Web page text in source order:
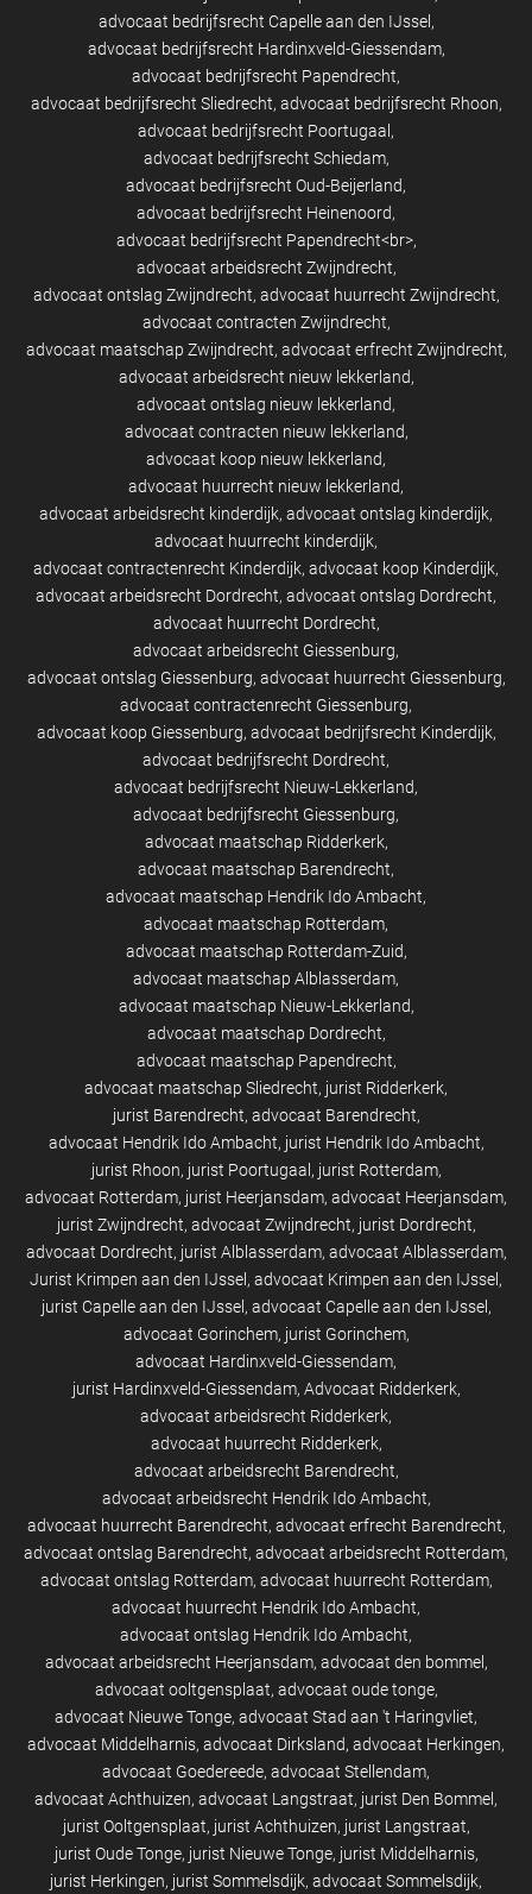
advocaat bedrijfsrecht Capelle aan den IJssel
advocaat bedrijfsrecht Hardinxveld-Giessendam
advocaat bedrijfsrecht Papendrecht
advocaat bedrijfsrecht Sliedrecht advocaat bedrijfsrecht Rhoon
advocaat bedrijfsrecht Poortugaal
advocaat bedrijfsrecht Schiedam
advocaat bedrijfsrecht Oud-Beijerland
advocaat bedrijfsrecht Heinenoord
advocaat bedrijfsrecht Papendrecht<br>
advocaat arbeidsrecht Zwijndrecht
advocaat ontslag Zwijndrecht advocaat huurrecht Zwijndrecht
advocaat contracten Zwijndrecht
advocaat maatschap Zwijndrecht advocaat erfrecht Zwijndrecht
advocaat arbeidsrecht nieuw lekkerland
advocaat ontslag nieuw lekkerland
advocaat contracten nieuw lekkerland
advocaat koop nieuw lekkerland
advocaat huurrecht nieuw lekkerland
advocaat arbeidsrecht kinderdijk advocaat ontslag kinderdijk
advocaat huurrecht kinderdijk
advocaat contractenrecht Kinderdijk advocaat koop Kinderdijk
advocaat arbeidsrecht Dordrecht advocaat ontslag Dordrecht
advocaat huurrecht Dordrecht
advocaat arbeidsrecht Giessenburg
advocaat ontslag Giessenburg advocaat huurrecht Giessenburg
advocaat contractenrecht Giessenburg
advocaat koop Giessenburg advocaat bedrijfsrecht Kinderdijk
advocaat bedrijfsrecht Dordrecht
advocaat bedrijfsrecht Nieuw-Lekkerland
advocaat bedrijfsrecht Giessenburg
advocaat maatschap Ridderkerk
advocaat maatschap Barendrecht
advocaat maatschap Hendrik Ido Ambacht
advocaat maatschap Rotterdam
advocaat maatschap Rotterdam-Zuid
advocaat maatschap Alblasserdam
advocaat maatschap Nieuw-Lekkerland
advocaat maatschap Dordrecht
advocaat maatschap Papendrecht
advocaat maatschap Sliedrecht jurist Ridderkerk
jurist Barendrecht advocaat Barendrecht
advocaat Hendrik Ido Ambacht jurist Hendrik Ido Ambacht
jurist Rhoon jurist Poortugaal
jurist Rotterdam
advocaat Rotterdam jurist Heerjansdam advocaat Heerjansdam
jurist Zwijndrecht advocaat Zwijndrecht jurist Dordrecht
advocaat Dordrecht jurist Alblasserdam advocaat Alblasserdam
Jurist Krimpen aan den IJssel advocaat Krimpen aan den IJssel
jurist Capelle aan den IJssel advocaat Capelle aan den IJssel
advocaat Gorinchem jurist Gorinchem
advocaat Hardinxveld-Giessendam
jurist Hardinxveld-Giessendam Advocaat Ridderkerk
advocaat arbeidsrecht Ridderkerk
advocaat huurrecht Ridderkerk
advocaat arbeidsrecht Barendrecht
advocaat arbeidsrecht Hendrik Ido Ambacht
advocaat huurrecht Barendrecht advocaat erfrecht Barendrecht
advocaat ontslag Barendrecht advocaat arbeidsrecht Rotterdam
advocaat ontslag Rotterdam advocaat huurrecht Rotterdam
advocaat huurrecht Hendrik Ido Ambacht
advocaat ontslag Hendrik Ido Ambacht
advocaat arbeidsrecht Heerjansdam advocaat den bommel
advocaat ooltgensplaat advocaat oude tonge
advocaat Nieuwe Tonge advocaat Stad aan 't Haringvliet
advocaat Middelharnis advocaat Dirksland advocaat Herkingen
advocaat Goedereede advocaat Stellendam
advocaat Achthuizen advocaat Langstraat jurist Den Bommel
jurist Ooltgensplaat jurist Achthuizen jurist Langstraat
jurist Oude Tonge jurist Nieuwe Tonge jurist Middelharnis
jurist Herkingen jurist Sommelsdijk advocaat Sommelsdijk